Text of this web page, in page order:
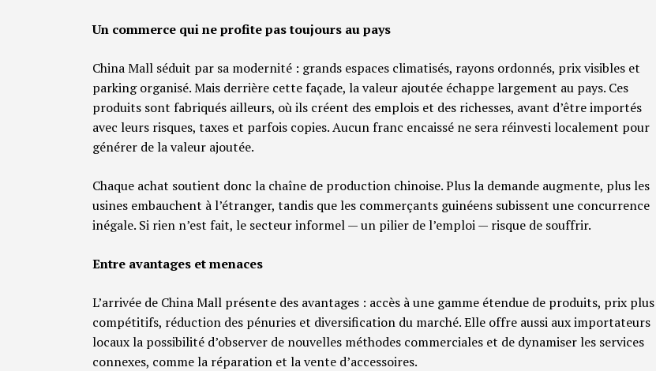
Un commerce qui ne profite pas toujours au pays
China Mall séduit par sa modernité : grands espaces climatisés, rayons ordonnés, prix visibles et
parking organisé. Mais derrière cette façade, la valeur ajoutée échappe largement au pays. Ces
produits sont fabriqués ailleurs, où ils créent des emplois et des richesses, avant d’être importés
avec leurs risques, taxes et parfois copies. Aucun franc encaissé ne sera réinvesti localement pour
générer de la valeur ajoutée.
Chaque achat soutient donc la chaîne de production chinoise. Plus la demande augmente, plus les
usines embauchent à l’étranger, tandis que les commerçants guinéens subissent une concurrence
inégale. Si rien n’est fait, le secteur informel — un pilier de l’emploi — risque de souffrir.
Entre avantages et menaces
L’arrivée de China Mall présente des avantages : accès à une gamme étendue de produits, prix plus
compétitifs, réduction des pénuries et diversification du marché. Elle offre aussi aux importateurs
locaux la possibilité d’observer de nouvelles méthodes commerciales et de dynamiser les services
connexes, comme la réparation et la vente d’accessoires.